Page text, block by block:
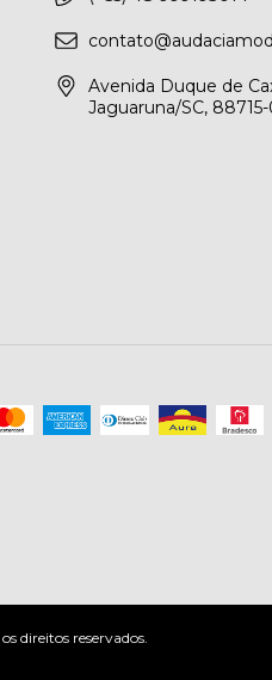
Avenida Duque de
Jaguaruna/SC,
direitos reservados.